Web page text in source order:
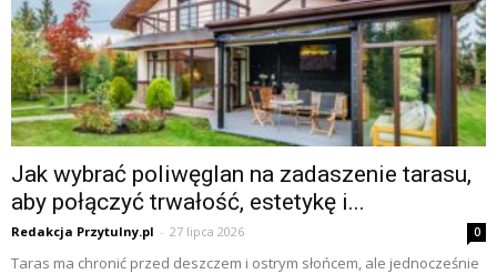
Jak wybrać poliwęglan na zadaszenie tarasu,
aby połączyć trwałość, estetykę i...
Redakcja Przytulny.pl - 27 lipca 2026 0
Taras ma chronić przed deszczem i ostrym słońcem, ale jednocześnie